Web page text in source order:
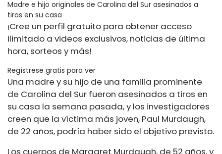
Madre e hijo originales de Carolina del Sur asesinados a
tiros en su casa
¡Cree un perfil gratuito para obtener acceso
ilimitado a videos exclusivos, noticias de última
hora, sorteos y más!
Regístrese gratis para ver
Una madre y su hijo de una familia prominente
de Carolina del Sur fueron asesinados a tiros en
su casa la semana pasada, y los investigadores
creen que la víctima más joven, Paul Murdaugh,
de 22 años, podría haber sido el objetivo previsto.
Los cuerpos de Margaret Murdaugh, de 52 años, y